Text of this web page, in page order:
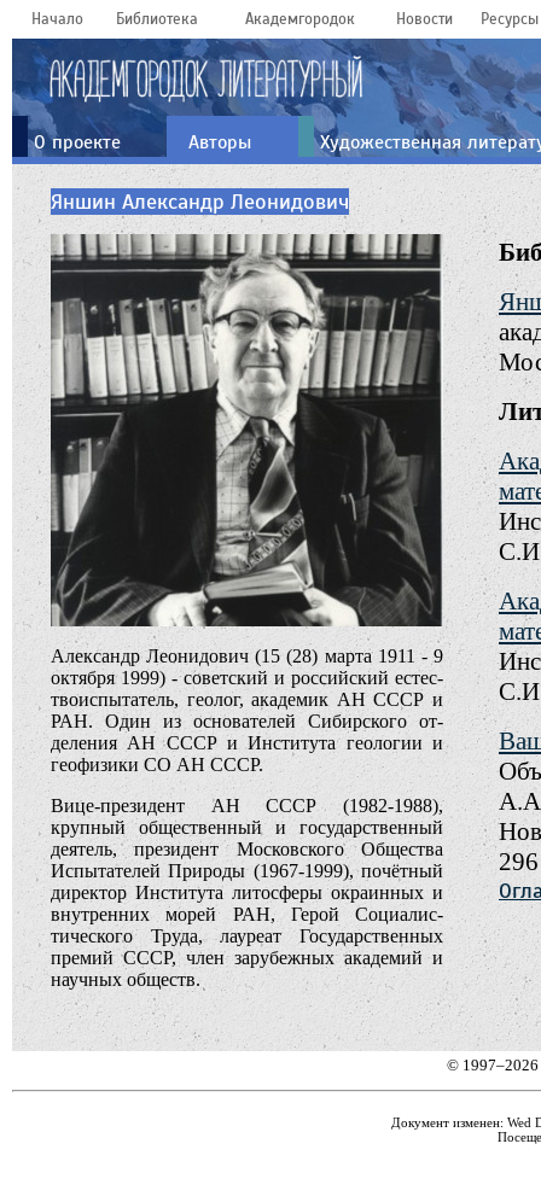
Начало Библиотека Академгородок Новости Ресурсы
О проекте Авторы Художественная
Яншин Александр Леонидович
Александр Леонидович (15 (28) марта 1911 - 9
октября 1999) - советский и российский ес­тес­
твоиспытатель, геолог, академик АН СССР и
РАН. Один из основателей Сибирского от­
деления АН СССР и Института геологии и
геофизики СО АН СССР.
Вице-президент АН СССР (1982-1988),
крупный общественный и государственный
деятель, президент Московского Общества
Испытателей Природы (1967-1999), почётный
директор Института литосферы окраинных и
внутренних морей РАН, Герой Со­циа­лис­
тического Труда, лауреат Го­су­дар­ственных
премий СССР, член за­ру­бежных академий и
научных обществ.
©
Документ изменен: Wed